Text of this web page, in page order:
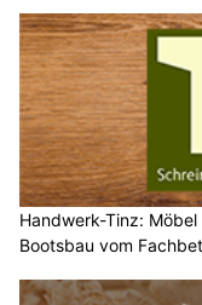
Handwerk-Tinz:
Bootsbau vom